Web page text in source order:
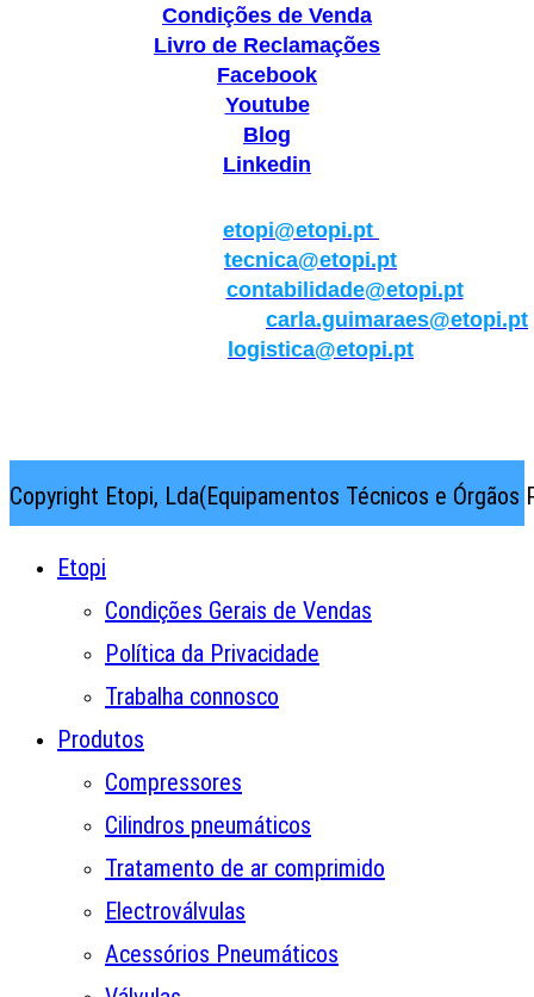
Condições de Venda
Livro de Reclamações
Facebook
Youtube
Blog
Linkedin
etopi@etopi.pt
tecnica@etopi.pt
contabilidade@etopi.pt
carla.guimaraes@etopi.pt
logistica@etopi.pt
Copyright Etopi, Lda(Equipamentos Técnicos e
Etopi
Condições Gerais de Vendas
Política da Privacidade
Trabalha connosco
Produtos
Compressores
Cilindros pneumáticos
Tratamento de ar comprimido
Electroválvulas
Acessórios Pneumáticos